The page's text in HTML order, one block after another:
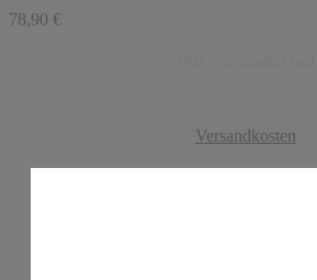
78,90 €
Versandkosten